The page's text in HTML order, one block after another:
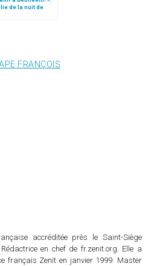
de la nuit de
(texte complet)
FRANÇOIS
accréditée près le Saint-Siège
en chef de fr.zenit.org. Elle a
français Zenit en janvier 1999. Master